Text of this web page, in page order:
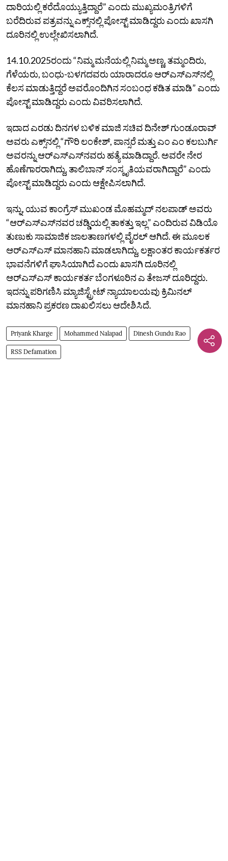
ದಾರಿಯಲ್ಲಿ ಕರೆದೊಯ್ಯುತ್ತಿದ್ದಾರೆ” ಎಂದು ಮುಖ್ಯಮಂತ್ರಿಗಳಿಗೆ
ಬರೆದಿರುವ ಪತ್ರವನ್ನು ಎಕ್ಸ್‌ನಲ್ಲಿ ಪೋಸ್ಟ್‌ ಮಾಡಿದ್ದರು ಎಂದು ಖಾಸಗಿ
ದೂರಿನಲ್ಲಿ ಉಲ್ಲೇಖಿಸಲಾಗಿದೆ.
14.10.2025ರಂದು “ನಿಮ್ಮ ಮನೆಯಲ್ಲಿ ನಿಮ್ಮ ಅಣ್ಣ, ತಮ್ಮಂದಿರು,
ಗೆಳೆಯರು, ಬಂಧು-ಬಳಗದವರು ಯಾರಾದರೂ ಆರ್‌ಎಸ್‌ಎಸ್‌ನಲ್ಲಿ
ಕೆಲಸ ಮಾಡುತ್ತಿದ್ದರೆ ಅವರೊಂದಿಗಿನ ಸಂಬಂಧ ಕಡಿತ ಮಾಡಿ” ಎಂದು
ಪೋಸ್ಟ್‌ ಮಾಡಿದ್ದರು ಎಂದು ವಿವರಿಸಲಾಗಿದೆ.
ಇದಾದ ಎರಡು ದಿನಗಳ ಬಳಿಕ ಮಾಜಿ ಸಚಿವ ದಿನೇಶ್‌ ಗುಂಡೂರಾವ್‌
ಅವರು ಎಕ್ಸ್‌ನಲ್ಲಿ “ಗೌರಿ ಲಂಕೇಶ್‌, ಪಾನ್ಸರೆ ಮತ್ತು ಎಂ ಎಂ ಕಲಬುರ್ಗಿ
ಅವರನ್ನು ಆರ್‌ಎಸ್‌ಎಸ್‌ನವರು ಹತ್ಯೆ ಮಾಡಿದ್ದಾರೆ. ಅವರೇ ನೇರ
ಹೊಣೆಗಾರರಾಗಿದ್ದು, ತಾಲಿಬಾನ್‌ ಸಂಸ್ಕೃತಿಯವರಾಗಿದ್ದಾರೆ” ಎಂದು
ಪೋಸ್ಟ್‌ ಮಾಡಿದ್ದರು ಎಂದು ಆಕ್ಷೇಪಿಸಲಾಗಿದೆ.
ಇನ್ನು, ಯುವ ಕಾಂಗ್ರೆಸ್‌ ಮುಖಂಡ ಮೊಹಮ್ಮದ್‌ ನಲಪಾಡ್‌ ಅವರು
“ಆರ್‌ಎಸ್‌ಎಸ್‌ನವರ ಚಡ್ಡಿಯಲ್ಲಿ ತಾಕತ್ತು ಇಲ್ಲ” ಎಂದಿರುವ ವಿಡಿಯೊ
ತುಣುಕು ಸಾಮಾಜಿಕ ಜಾಲತಾಣಗಳಲ್ಲಿ ವೈರಲ್‌ ಆಗಿದೆ. ಈ ಮೂಲಕ
ಆರ್‌ಎಸ್‌ಎಸ್‌ ಮಾನಹಾನಿ ಮಾಡಲಾಗಿದ್ದು, ಲಕ್ಷಾಂತರ ಕಾರ್ಯಕರ್ತರ
ಭಾವನೆಗಳಿಗೆ ಘಾಸಿಯಾಗಿದೆ ಎಂದು ಖಾಸಗಿ ದೂರಿನಲ್ಲಿ
ಆರ್‌ಎಸ್‌ಎಸ್‌ ಕಾರ್ಯಕರ್ತ ಬೆಂಗಳೂರಿನ ಎ ತೇಜಸ್‌ ದೂರಿದ್ದರು.
ಇದನ್ನು ಪರಿಗಣಿಸಿ ಮ್ಯಾಜಿಸ್ಟ್ರೇಟ್‌ ನ್ಯಾಯಾಲಯವು ಕ್ರಿಮಿನಲ್‌
ಮಾನಹಾನಿ ಪ್ರಕರಣ ದಾಖಲಿಸಲು ಆದೇಶಿಸಿದೆ.
Priyank Kharge Mohammed Nalapad Dinesh Gundu Rao
RSS Defamation